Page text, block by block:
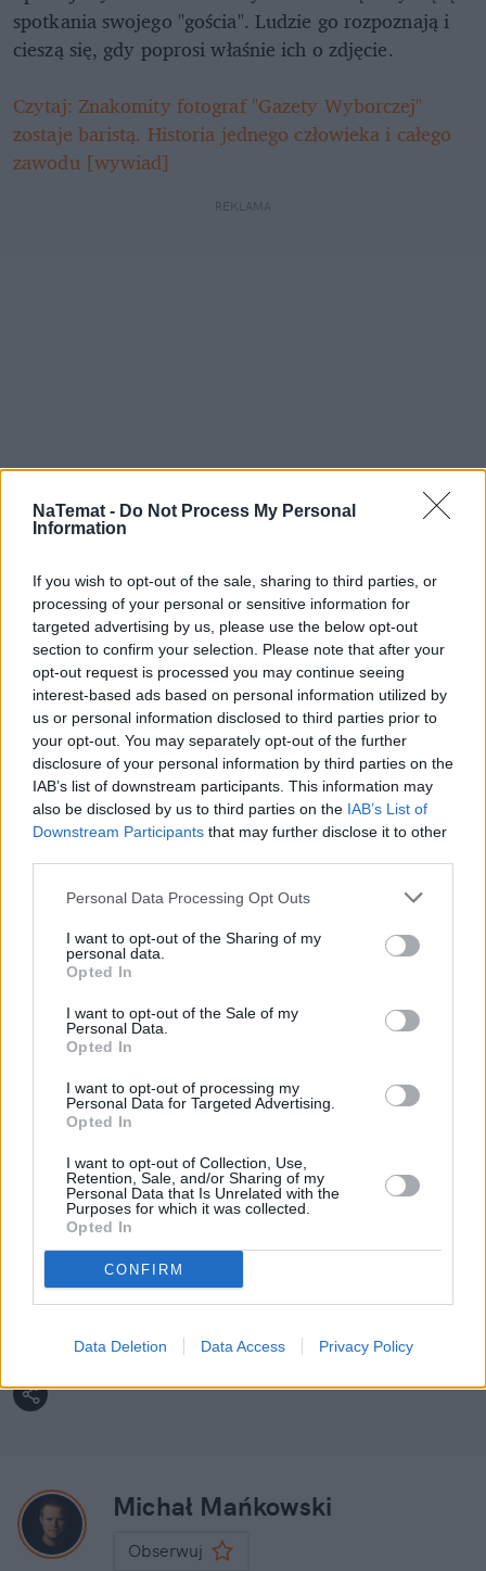
NaTemat - Do Not Process My Personal
Information
If you wish to opt-out of the sale, sharing to third parties, or
processing of your personal or sensitive information for
targeted advertising by us, please use the below opt-out
section to confirm your selection. Please note that after your
opt-out request is processed you may continue seeing
interest-based ads based on personal information utilized by
us or personal information disclosed to third parties prior to
your opt-out. You may separately opt-out of the further
disclosure of your personal information by third parties on the
IAB’s list of downstream participants. This information may
also be disclosed by us to third parties on the IAB’s List of
Downstream Participants that may further disclose it to other
Personal Data Processing Opt Outs
I want to opt-out of the Sharing of my
personal data.
Opted In
I want to opt-out of the Sale of my
Personal Data.
Opted In
I want to opt-out of processing my
Personal Data for Targeted Advertising.
Opted In
I want to opt-out of Collection, Use,
Retention, Sale, and/or Sharing of my
Personal Data that Is Unrelated with the
Purposes for which it was collected.
Opted In
CONFIRM
Data Deletion Data Access Privacy Policy
spotkania swojego "gościa". Ludzie go rozpoznają i
cieszą się, gdy poprosi właśnie ich o zdjęcie.
Czytaj: Znakomity fotograf "Gazety Wyborczej"
zostaje baristą. Historia jednego człowieka i całego
zawodu [wywiad]
REKLAMA
– Cztery miesiące temu robiłem to samo, ale anonimowo.
Nic się we mnie nie zmieniło, ale dzięki temu z kogoś
nieznanego stałem się rozpoznawalny. Ludzie podchodzą i
mówią, ile dla nich znaczy moja praca - kontynuuje Brian
Stanton na antenie BBC.
Co ciekawe to właśnie Stanton udostępnił na swoim
facebook'owym profiluzdjęcie "Ostatni pocałunek",
które podbijaod kilku dni internet.
Zdjęcia Briana Stantona możesz zobaczyć
źródło:BBC.co.uk
Nie przegap żadnej ważnej wiadomości i
obserwuj nas w Google News!
Fotografia Internet Facebook USA Nowy Jork
Michał Mańkowski
Obserwuj